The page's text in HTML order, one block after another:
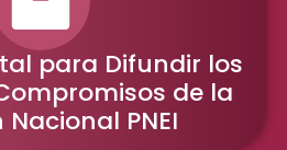
para Difundir los
de la
Nacional PNEI